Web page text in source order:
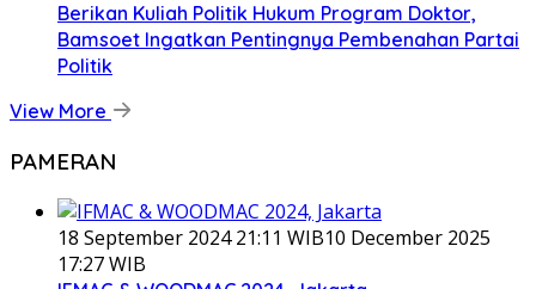
Berikan Kuliah Politik Hukum Program Doktor,
Bamsoet Ingatkan Pentingnya Pembenahan Partai
Politik
View More
PAMERAN
18 September 2024 21:11 WIB10 December 2025
17:27 WIB